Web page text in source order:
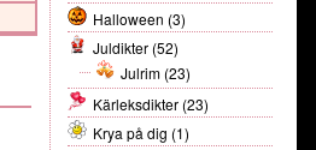
Halloween (3)
Juldikter (52)
Julrim (23)
Kärleksdikter (23)
Krya på dig (1)